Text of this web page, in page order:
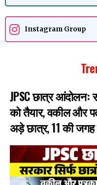
Instagram Group
JPSC छात्र आंदोलनः
को तैयार, वकील और
अड़े छात्र, 11 की जगह